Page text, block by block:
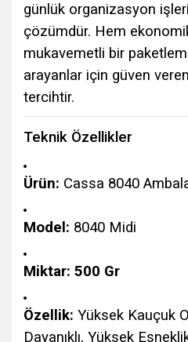
günlük organizasyon
çözümdür. Hem
mukavemetli bir
arayanlar için güven
tercihtir.
Teknik Özellikler
Ürün: Cassa 8040
Model: 8040 Midi
Miktar: 500 Gr
Özellik: Yüksek Kauçuk
Dayanıklı, Yüksek